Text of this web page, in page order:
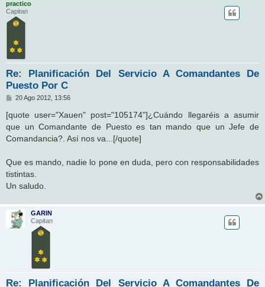
practico
Capitan
Re: Planificación Del Servicio A Comandantes De
Puesto Por C
M
n
s
a
e
20 Ago 2012, 13:56
[quote user="Xauen" post="105174"]¿Cuándo llegaréis a asumir
que un Comandante de Puesto es tan mando que un Jefe de
Comandancia?. Así nos va...[/quote]
Que es mando, nadie lo pone en duda, pero con responsabilidades
tistintas.
Un saludo.
GARIN
Capitan
Re: Planificación Del Servicio A Comandantes De